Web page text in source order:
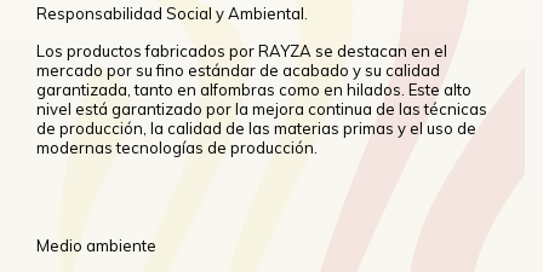
Responsabilidad Social y Ambiental.
Los productos fabricados por RAYZA se destacan en el
mercado por su fino estándar de acabado y su calidad
garantizada, tanto en alfombras como en hilados. Este alto
nivel está garantizado por la mejora continua de las técnicas
de producción, la calidad de las materias primas y el uso de
modernas tecnologías de producción.
Medio ambiente